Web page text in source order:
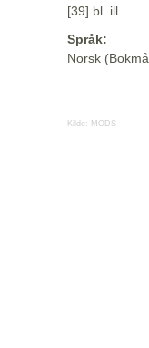
[39] bl. ill.
Språk:
Norsk
Kilde: MODS